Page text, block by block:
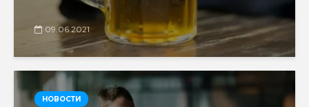
09.06.2021
НОВОСТИ